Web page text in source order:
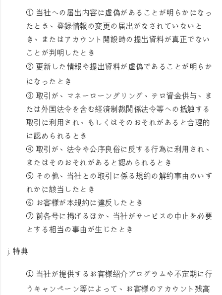
① 当社への届出内容に虚偽があることが明らかになっ
たとき、登録情報の変更の届出がなされていないと
き、またはアカウント開設時の提出資料が真正でない
ことが判明したとき
② 更新した情報や提出資料が虚偽であることが明らか
になったとき
③ 取引が、マネーローンダリング、テロ資金供与、ま
たは外国法令を含む経済制裁関係法令等への抵触する
取引に利用され、もしくはそのおそれがあると合理的
に認められるとき
④ 取引が、法令や公序良俗に反する行為に利用され、
またはそのおそれがあると認められるとき
⑤ その他、当社との取引に係る規約の解約事由のいず
れかに該当したとき
⑥ お客様が本規約に違反したとき
⑦ 前各号に掲げるほか、当社がサービスの中止を必要
とする相当の事由が生じたとき
j.特典
① 当社が提供するお客様紹介プログラムや不定期に行
うキャンペーン等によって、お客様のアカウント残高